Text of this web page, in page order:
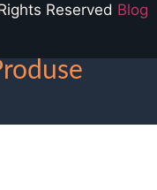
Reserved Blog